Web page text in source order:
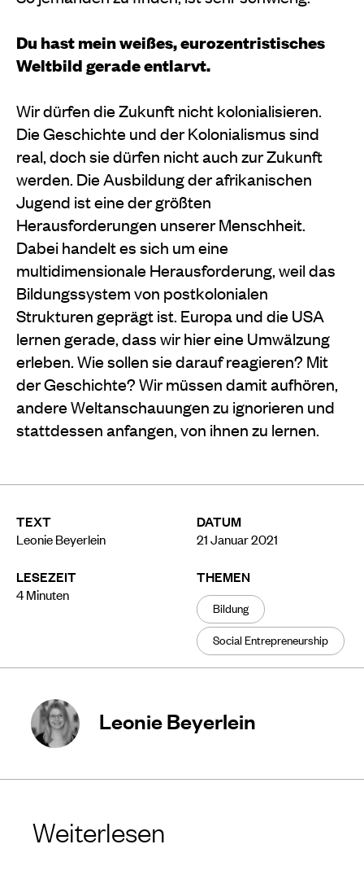
TEXT
Leonie Beyerlein
LESEZEIT
4Minuten
DATUM
21 Januar 2021
THEMEN
Bildung
Social Entrepreneurship
Du hast mein weißes, eurozentristisches
Weltbild gerade entlarvt.
Wir dürfen die Zukunft nicht kolonialisieren.
Die Geschichte und der Kolonialismus sind
real, doch sie dürfen nicht auch zur Zukunft
werden. Die Ausbildung der afrikanischen
Jugend ist eine der größten
Herausforderungen unserer Menschheit.
Dabei handelt es sich um eine
multidimensionale Herausforderung, weil das
Bildungssystem von postkolonialen
Strukturen geprägt ist. Europa und die USA
lernen gerade, dass wir hier eine Umwälzung
erleben. Wie sollen sie darauf reagieren? Mit
der Geschichte? Wir müssen damit aufhören,
andere Weltanschauungen zu ignorieren und
stattdessen anfangen, von ihnen zu lernen.
Leonie Beyerlein
Weiterlesen